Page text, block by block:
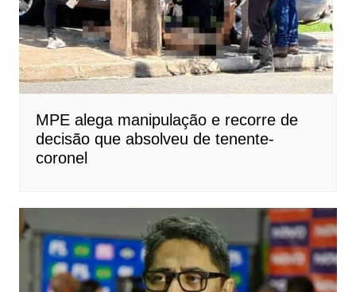
MPE alega manipulação e recorre de
decisão que absolveu de tenente-
coronel